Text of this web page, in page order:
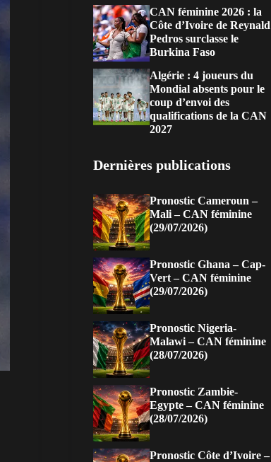
CAN féminine 2026 : la
Côte d’Ivoire de Reynald
Pedros surclasse le
Burkina Faso
Algérie : 4 joueurs du
Mondial absents pour le
coup d’envoi des
qualifications de la CAN
2027
Dernières publications
Pronostic Cameroun –
Mali – CAN féminine
(29/07/2026)
Pronostic Ghana – Cap-
Vert – CAN féminine
(29/07/2026)
Pronostic Nigeria-
Malawi – CAN féminine
(28/07/2026)
Pronostic Zambie-
Egypte – CAN féminine
(28/07/2026)
Pronostic Côte d’Ivoire –